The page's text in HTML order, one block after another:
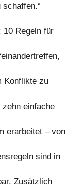
10 Regeln für
Konflikte zu
einfache
erarbeitet – von
sind in
Zusätzlich